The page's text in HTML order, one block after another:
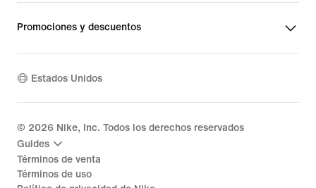
Promociones y descuentos
Estados Unidos
© 2026 Nike, Inc. Todos los derechos reservados
Guides
Términos de venta
Términos de uso